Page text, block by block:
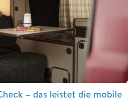
– das leistet die mobile